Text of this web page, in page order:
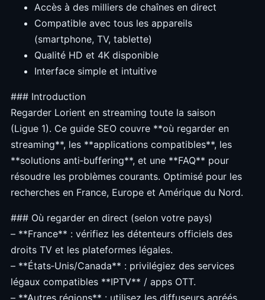
Accès à des milliers de chaînes en direct
Compatible avec tous les appareils
(smartphone, TV, tablette)
Qualité HD et 4K disponible
Interface simple et intuitive
### Introduction
Regarder Lorient en streaming toute la saison
(Ligue 1). Ce guide SEO couvre **où regarder en
streaming**, les **applications compatibles**, les
**solutions anti‑buffering**, et une **FAQ** pour
résoudre les problèmes courants. Optimisé pour les
recherches en France, Europe et Amérique du Nord.
### Où regarder en direct (selon votre pays)
– **France** : vérifiez les détenteurs officiels des
droits TV et les plateformes légales.
– **États‑Unis/Canada** : privilégiez des services
légaux compatibles **IPTV** / apps OTT.
– **Autres régions** : utilisez les diffuseurs agréés